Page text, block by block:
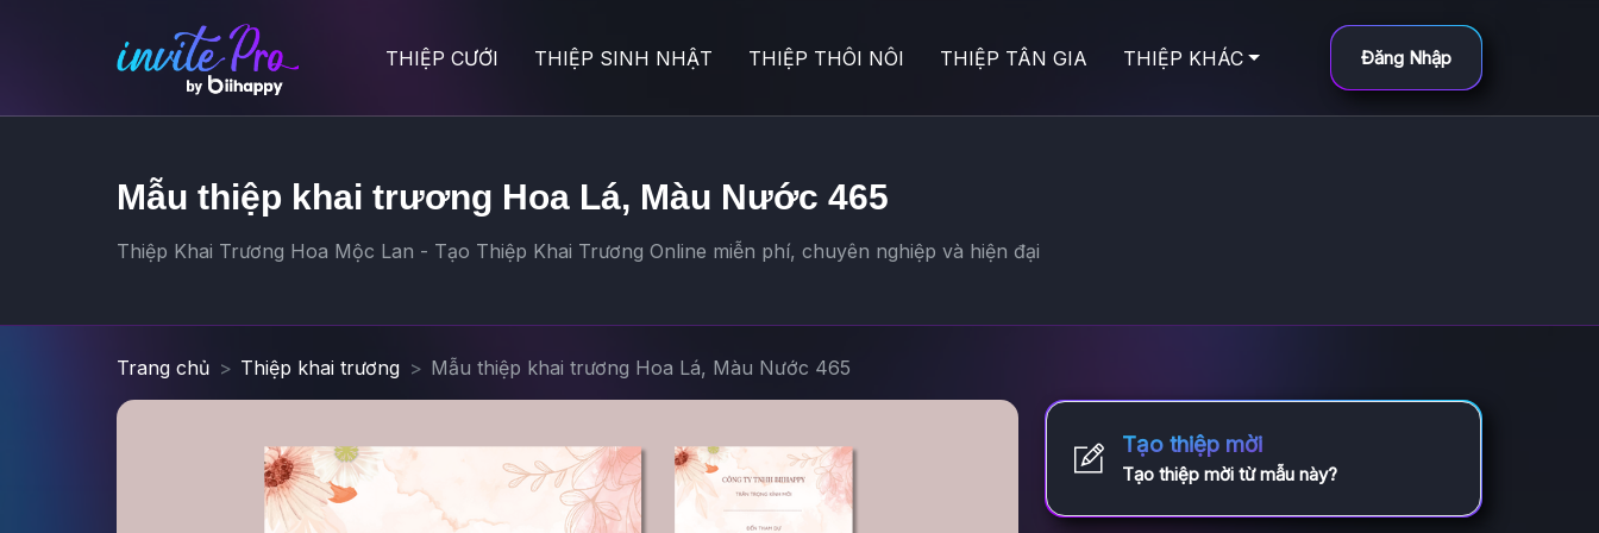
THIỆP CƯỚI THIỆP SINH NHẬT THIỆP THÔI NÔI THIỆP TÂN GIA THIỆP KHÁC Đăng Nhập
Mẫu thiệp khai trương Hoa Lá, Màu Nước 465
Thiệp Khai Trương Hoa Mộc Lan - Tạo Thiệp Khai Trương Online miễn phí, chuyên nghiệp và hiện đại
Trang chủ Thiệp khai trương Mẫu thiệp khai trương Hoa Lá, Màu Nước 465
Tạo thiệp mời
Tạo thiệp mời từ mẫu này?